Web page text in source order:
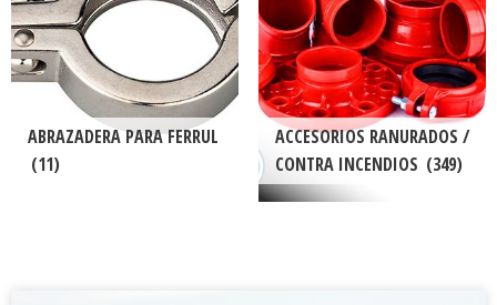
ABRAZADERA PARA FERRUL
(11)
ACCESORIOS RANURADOS /
CONTRA INCENDIOS (349)